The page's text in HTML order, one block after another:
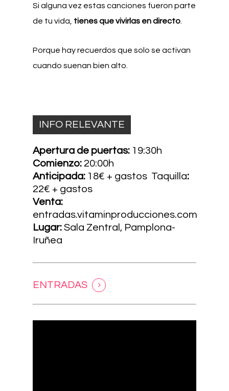
Si alguna vez estas canciones fueron parte
de tu vida, tienes que vivirlas en directo
Porque hay recuerdos que solo se activan
cuando suenan bien alto.
INFO RELEVANTE
Apertura de puertas: 19:30h
Comienzo: 20:00h
Anticipada: 18€ + gastos Taquilla:
22€ + gastos
Venta:
entradas.vitaminproducciones.com
Lugar: Sala Zentral, Pamplona-
Iruñea
ENTRADAS